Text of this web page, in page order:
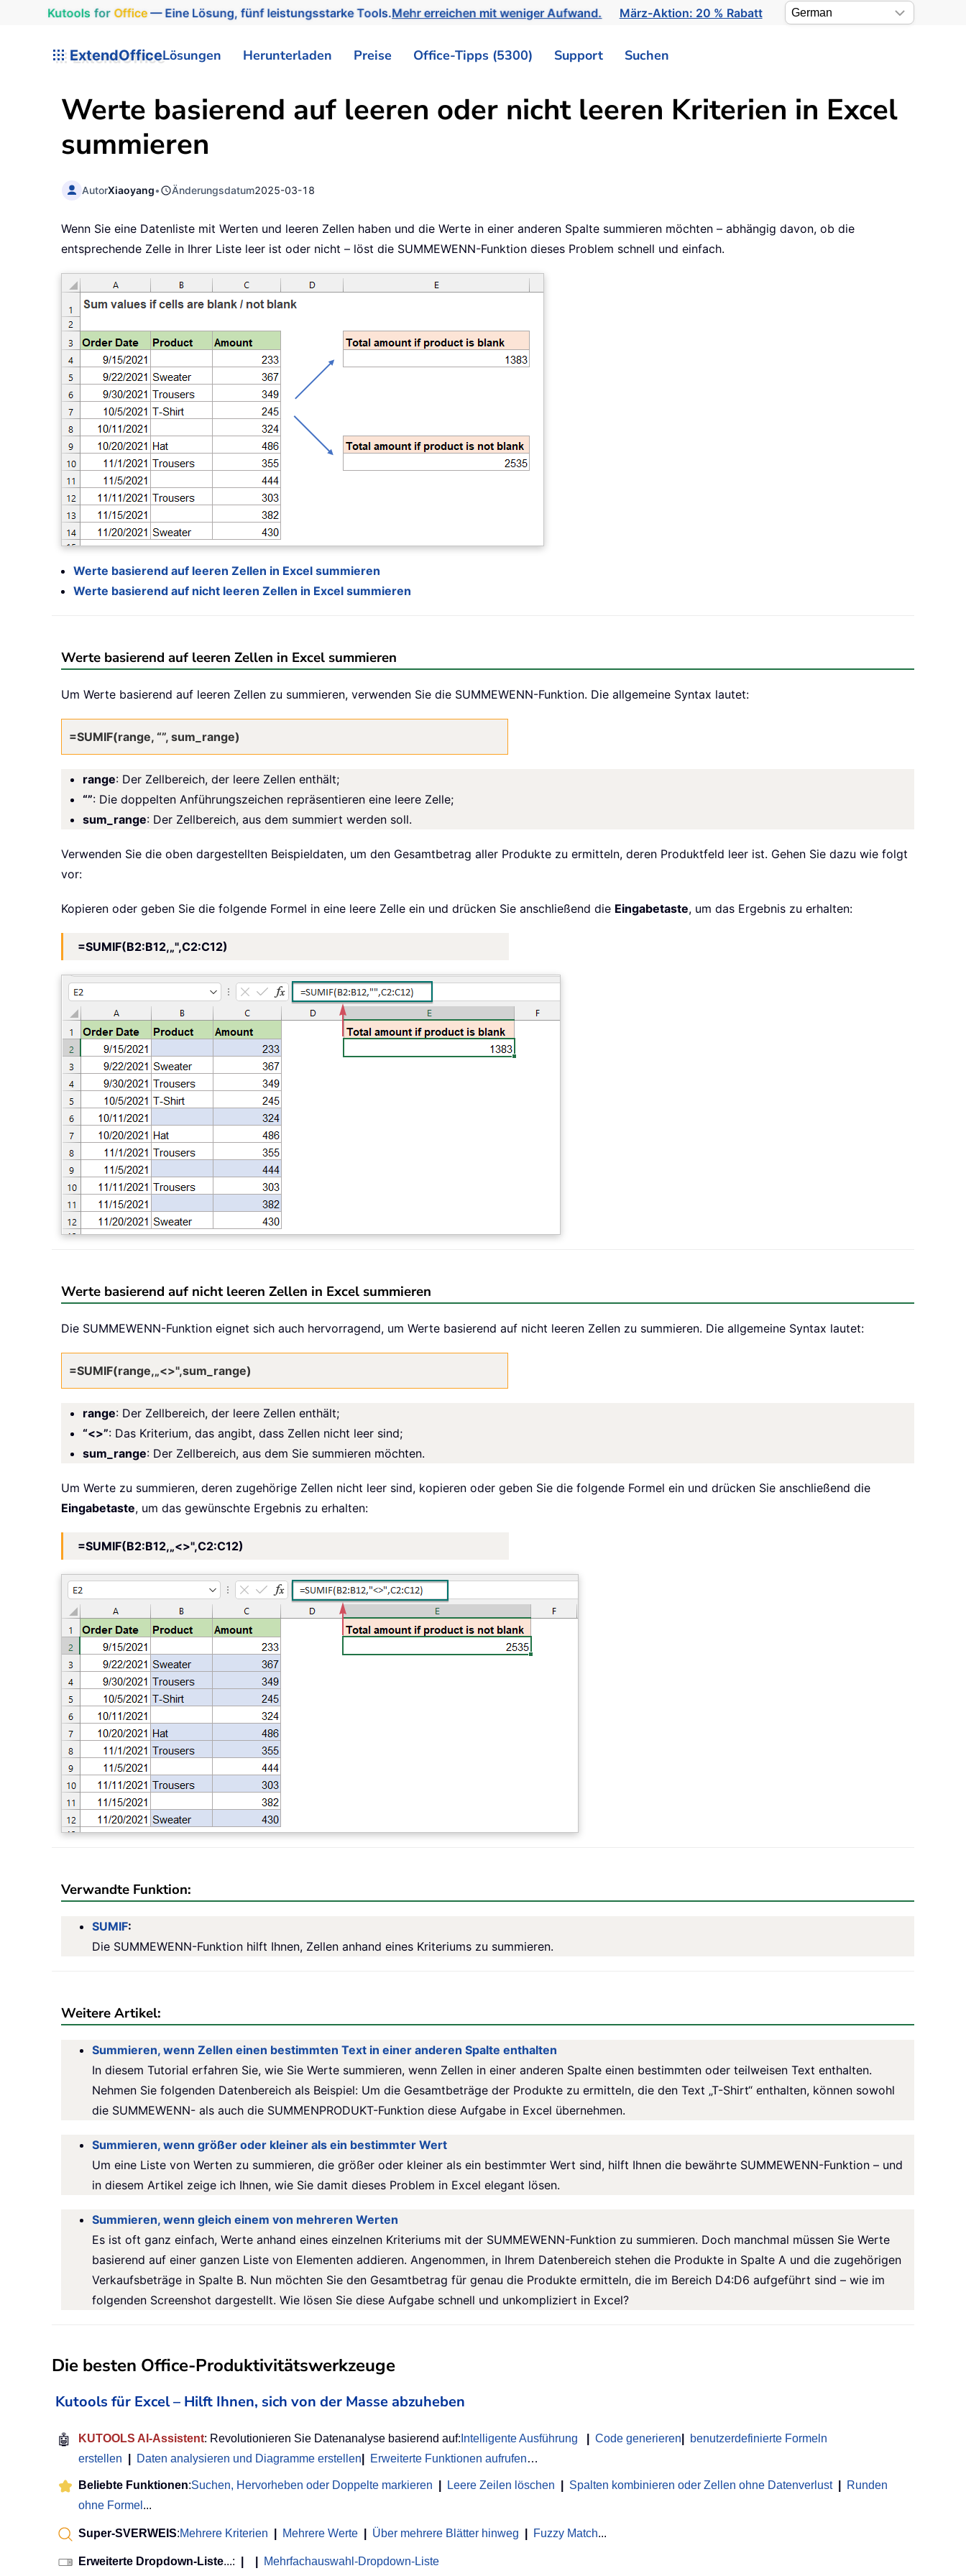
Kutools for Office— Eine Lösung, fünf leistungsstarke Tools.Mehr erreichen mit weniger Aufwand. März-Aktion: 20 % Rabatt
ExtendOfficeLösungen Herunterladen Preise Office-Tipps (5300) Support Suchen
Werte basierend auf leeren oder nicht leeren Kriterien in Excel
summieren
AutorXiaoyang• Änderungsdatum2025-03-18
Wenn Sie eine Datenliste mit Werten und leeren Zellen haben und die Werte in einer anderen Spalte summieren möchten – abhängig davon, ob die
entsprechende Zelle in Ihrer Liste leer ist oder nicht – löst die SUMMEWENN-Funktion dieses Problem schnell und einfach.
Werte basierend auf leeren Zellen in Excel summieren
Werte basierend auf nicht leeren Zellen in Excel summieren
Werte basierend auf leeren Zellen in Excel summieren
Um Werte basierend auf leeren Zellen zu summieren, verwenden Sie die SUMMEWENN-Funktion. Die allgemeine Syntax lautet:
=SUMIF(range, “”, sum_range)
range: Der Zellbereich, der leere Zellen enthält;
“”: Die doppelten Anführungszeichen repräsentieren eine leere Zelle;
sum_range: Der Zellbereich, aus dem summiert werden soll.
Verwenden Sie die oben dargestellten Beispieldaten, um den Gesamtbetrag aller Produkte zu ermitteln, deren Produktfeld leer ist. Gehen Sie dazu wie folgt
vor:
Kopieren oder geben Sie die folgende Formel in eine leere Zelle ein und drücken Sie anschließend die Eingabetaste, um das Ergebnis zu erhalten:
=SUMIF(B2:B12,„",C2:C12)
Werte basierend auf nicht leeren Zellen in Excel summieren
Die SUMMEWENN-Funktion eignet sich auch hervorragend, um Werte basierend auf nicht leeren Zellen zu summieren. Die allgemeine Syntax lautet:
=SUMIF(range,„<>",sum_range)
range: Der Zellbereich, der leere Zellen enthält;
“<>”: Das Kriterium, das angibt, dass Zellen nicht leer sind;
sum_range: Der Zellbereich, aus dem Sie summieren möchten.
Um Werte zu summieren, deren zugehörige Zellen nicht leer sind, kopieren oder geben Sie die folgende Formel ein und drücken Sie anschließend die
Eingabetaste, um das gewünschte Ergebnis zu erhalten:
=SUMIF(B2:B12,„<>",C2:C12)
Verwandte Funktion:
SUMIF:
Die SUMMEWENN-Funktion hilft Ihnen, Zellen anhand eines Kriteriums zu summieren.
Weitere Artikel:
Summieren, wenn Zellen einen bestimmten Text in einer anderen Spalte enthalten
In diesem Tutorial erfahren Sie, wie Sie Werte summieren, wenn Zellen in einer anderen Spalte einen bestimmten oder teilweisen Text enthalten.
Nehmen Sie folgenden Datenbereich als Beispiel: Um die Gesamtbeträge der Produkte zu ermitteln, die den Text „T-Shirt“ enthalten, können sowohl
die SUMMEWENN- als auch die SUMMENPRODUKT-Funktion diese Aufgabe in Excel übernehmen.
Summieren, wenn größer oder kleiner als ein bestimmter Wert
Um eine Liste von Werten zu summieren, die größer oder kleiner als ein bestimmter Wert sind, hilft Ihnen die bewährte SUMMEWENN-Funktion – und
in diesem Artikel zeige ich Ihnen, wie Sie damit dieses Problem in Excel elegant lösen.
Summieren, wenn gleich einem von mehreren Werten
Es ist oft ganz einfach, Werte anhand eines einzelnen Kriteriums mit der SUMMEWENN-Funktion zu summieren. Doch manchmal müssen Sie Werte
basierend auf einer ganzen Liste von Elementen addieren. Angenommen, in Ihrem Datenbereich stehen die Produkte in Spalte A und die zugehörigen
Verkaufsbeträge in Spalte B. Nun möchten Sie den Gesamtbetrag für genau die Produkte ermitteln, die im Bereich D4:D6 aufgeführt sind – wie im
folgenden Screenshot dargestellt. Wie lösen Sie diese Aufgabe schnell und unkompliziert in Excel?
Die besten Office-Produktivitätswerkzeuge
Kutools für Excel – Hilft Ihnen, sich von der Masse abzuheben
🤖 KUTOOLS AI-Assistent: Revolutionieren Sie Datenanalyse basierend auf: Intelligente Ausführung Code generieren
benutzerdefinierte Formeln
erstellen
Daten analysieren und Diagramme erstellen Erweiterte Funktionen aufrufen…
Beliebte Funktionen:Suchen, Hervorheben oder Doppelte markieren Leere Zeilen löschen Spalten kombinieren oder Zellen ohne Datenverlust
Runden
ohne Formel ...
Super-SVERWEIS:Mehrere Kriterien Mehrere Werte Über mehrere Blätter hinweg Fuzzy Match...
Erweiterte Dropdown-Liste...: Mehrfachauswahl-Dropdown-Liste